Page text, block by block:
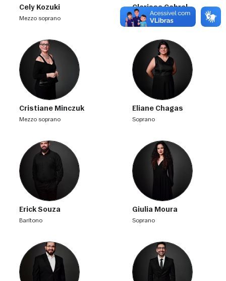
Cely Kozuki
mezzo soprano
Clarissa Cabral
mezzo soprano
Cristiane Minczuk
mezzo soprano
Eliane Chagas
soprano
Erick Souza
barítono
Giulia Moura
soprano